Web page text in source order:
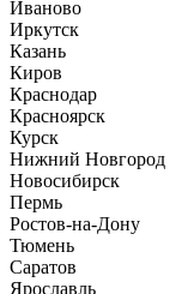
Иваново
Иркутск
Казань
Киров
Краснодар
Красноярск
Курск
Нижний Новгород
Новосибирск
Пермь
Ростов-на-Дону
Тюмень
Саратов
Ярославль